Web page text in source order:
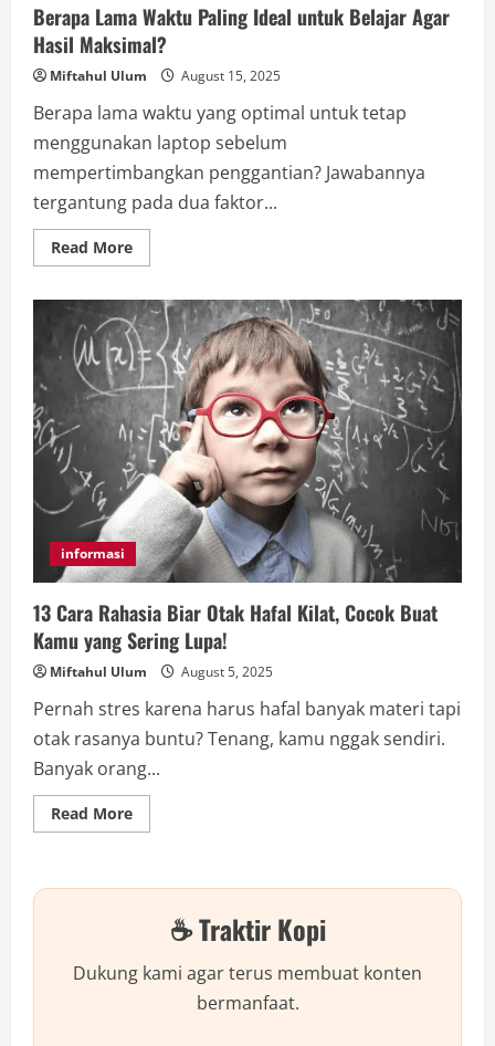
Berapa Lama Waktu Paling Ideal untuk Belajar Agar
Hasil Maksimal?
Miftahul Ulum August 15, 2025
Berapa lama waktu yang optimal untuk tetap
menggunakan laptop sebelum
mempertimbangkan penggantian? Jawabannya
tergantung pada dua faktor...
Read MoreRead
more
Lama
Waktu
Paling
Ideal
untuk
Belajar
Agar
Hasil
Maksimal?
informasi
13 Cara Rahasia Biar Otak Hafal Kilat, Cocok Buat
Kamu yang Sering Lupa!
Miftahul Ulum August 5, 2025
Pernah stres karena harus hafal banyak materi tapi
otak rasanya buntu? Tenang, kamu nggak sendiri.
Banyak orang...
Read MoreRead
more
Rahasia
Cocok
Buat
☕ Traktir Kopi
Dukung kami agar terus membuat konten
bermanfaat.